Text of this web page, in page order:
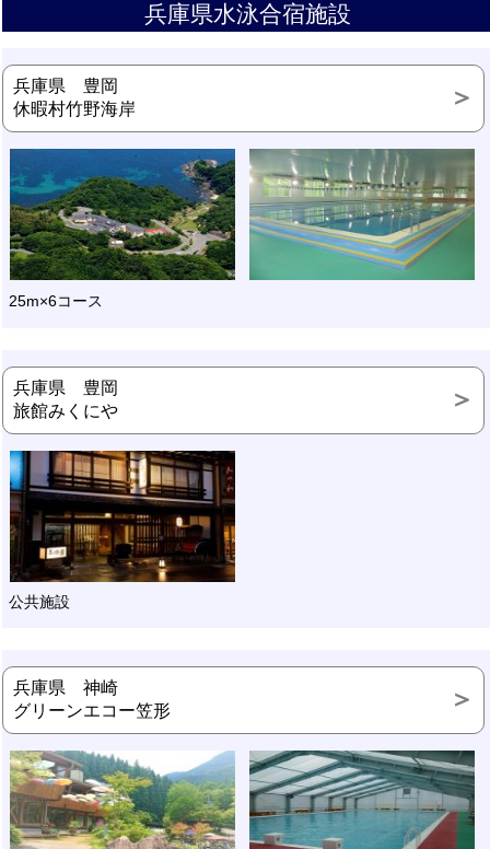
兵庫県水泳合宿施設
兵庫県 豊岡
休暇村竹野海岸
25m×6コース
兵庫県 豊岡
旅館みくにや
公共施設
兵庫県 神崎
グリーンエコー笠形